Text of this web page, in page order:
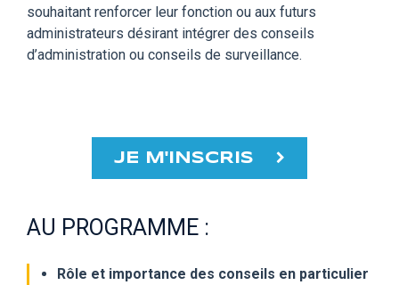
souhaitant renforcer leur fonction ou aux futurs
administrateurs désirant intégrer des conseils
d’administration ou conseils de surveillance.
JE M'INSCRIS
AU PROGRAMME :
Rôle et importance des conseils en particulier